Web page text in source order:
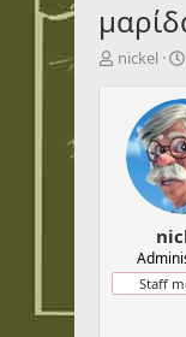
T
t
e
nickel
Staff